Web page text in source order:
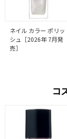
ネイル カラー ポリッ
シュ［2026年 7月発
売］
コ